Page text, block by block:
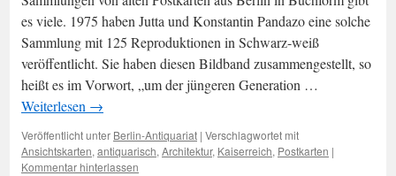
es viele. 1975 haben Jutta und Konstantin Pandazo eine solche
Sammlung mit 125 Reproduktionen in Schwarz-weiß
veröffentlicht. Sie haben diesen Bildband zusammengestellt, so
heißt es im Vorwort, „um der jüngeren Generation …
Weiterlesen →
Veröffentlicht unter Berlin-Antiquariat | Verschlagwortet mit
Ansichtskarten, antiquarisch, Architektur, Kaiserreich, Postkarten |
Kommentar hinterlassen